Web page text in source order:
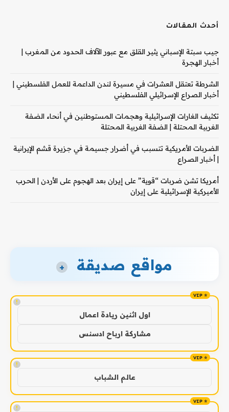
أحدث المقالات
جيب سبتة الإسباني يثير القلق مع عبور الآلاف الحدود من المغرب |
أخبار الهجرة
الشرطة تعتقل العشرات في مسيرة لندن الداعمة للعمل الفلسطيني |
أخبار الصراع الإسرائيلي الفلسطيني
تكثيف الغارات الإسرائيلية وهجمات المستوطنين في أنحاء الضفة
الغربية المحتلة | الضفة الغربية المحتلة
الضربات الأمريكية تتسبب في أضرار جسيمة في جزيرة قشم الإيرانية
| أخبار الصراع
أمريكا تشن ضربات “قوية” على إيران بعد الهجوم على الأردن | الحرب
الأميركية الإسرائيلية على إيران
مواقع صديقة +
!
اول اثنين ريادة اعمال
مشاركة ارباح ادسنس
!
عالم الشباب
!